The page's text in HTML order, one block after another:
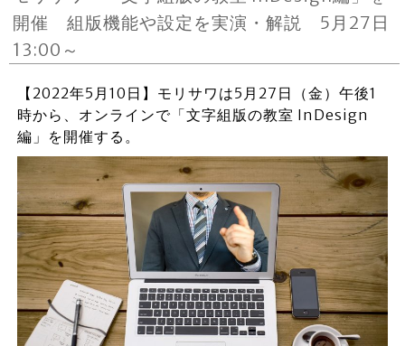
開催 組版機能や設定を実演・解説 5月27日
13:00～
【2022年5月10日】モリサワは5月27日（金）午後1
時から、オンラインで「文字組版の教室 InDesign
編」を開催する。